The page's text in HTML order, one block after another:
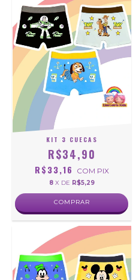
KIT 3 CUECAS
R$34,90
R$33,16 COM PIX
8 X DE R$5,29
COMPRAR